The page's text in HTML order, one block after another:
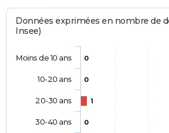
Données exprimées en nombre de
Insee)
0
0
1
0
Moins de 10 ans
10-20 ans
20-30 ans
30-40 ans